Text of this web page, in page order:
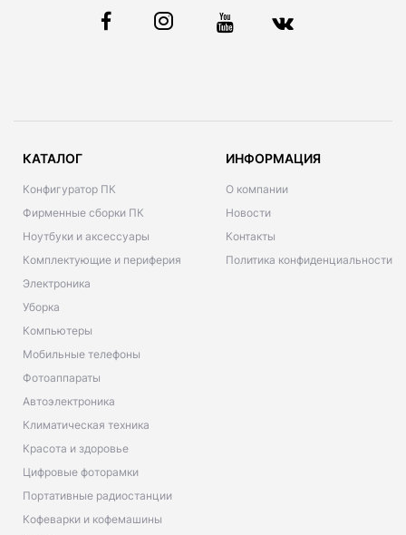
КАТАЛОГ
Конфигуратор ПК
Фирменные сборки ПК
Ноутбуки и аксессуары
Комплектующие и периферия
Электроника
Уборка
Компьютеры
Мобильные телефоны
Фотоаппараты
Автоэлектроника
Климатическая техника
Красота и здоровье
Цифровые фоторамки
Портативные радиостанции
Кофеварки и кофемашины
ИНФОРМАЦИЯ
О компании
Новости
Контакты
Политика конфиденциальности